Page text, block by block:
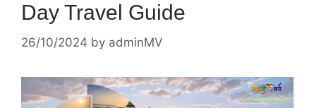
Day Travel Guide
26/10/2024 by adminMV